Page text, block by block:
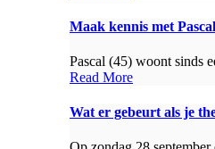
Maak kennis met
Pascal (45) woont sinds
Read More
Wat er gebeurt als je